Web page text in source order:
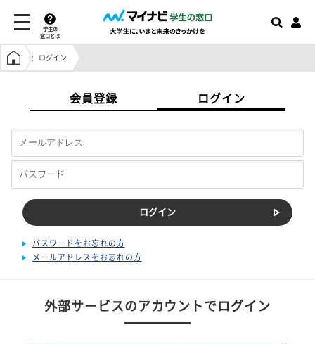
学生の
窓口とは
学生の窓口トップ
ログイン
会員登録 ログイン
パスワードをお忘れの方
メールアドレスをお忘れの方
外部サービスのアカウントでログイン